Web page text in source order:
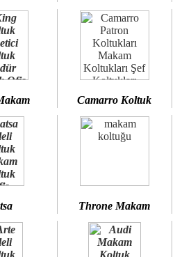
Camarro Koltuk
Throne Makam